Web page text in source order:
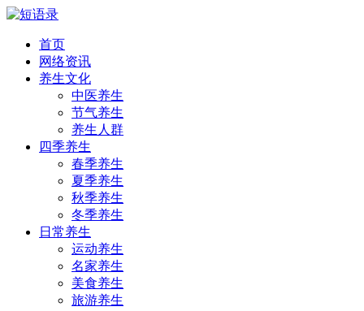
首页
网络资讯
养生文化
中医养生
节气养生
养生人群
四季养生
春季养生
夏季养生
秋季养生
冬季养生
日常养生
运动养生
名家养生
美食养生
旅游养生